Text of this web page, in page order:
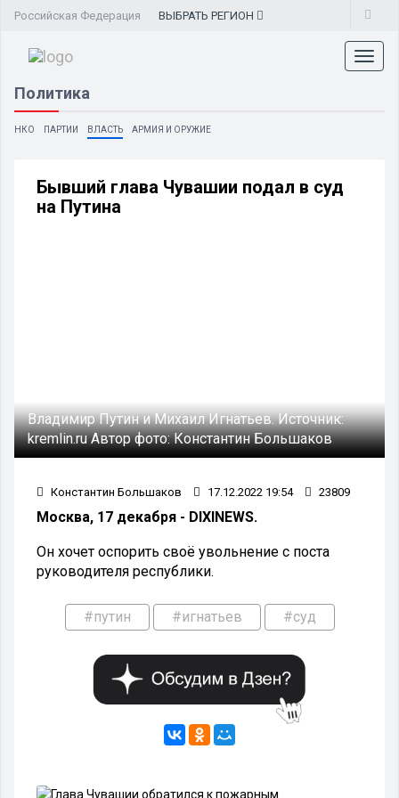
Российская Федерация ВЫБРАТЬ РЕГИОН
Политика
НКО ПАРТИИ ВЛАСТЬ АРМИЯ И ОРУЖИЕ
Бывший глава Чувашии подал в суд
на Путина
Владимир Путин и Михаил Игнатьев.Источник:
kremlin.ruАвтор фото:Константин Большаков
Константин Большаков 17.12.2022 19:54 23809
Москва, 17 декабря - DIXINEWS.
Он хочет оспорить своё увольнение с поста
руководителя республики.
#путин #игнатьев #суд